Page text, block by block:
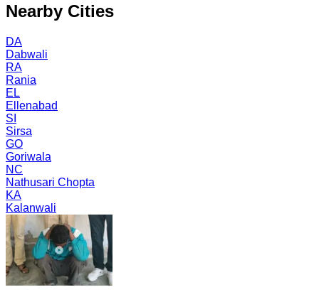
Nearby Cities
DA
Dabwali
RA
Rania
EL
Ellenabad
SI
Sirsa
GO
Goriwala
NC
Nathusari Chopta
KA
Kalanwali